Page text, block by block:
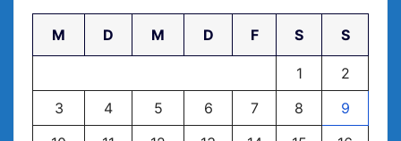
M D M D F S S
1
2
3
4 5 6 7 8
9